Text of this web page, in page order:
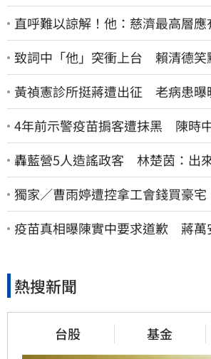
直呼難以諒解！他：慈濟最高層應
致詞中「他」突衝上台 賴清德笑
黃禎憲診所挺蔣遭出征 老病患曝
4年前示警疫苗掮客遭抹黑 陳時
轟藍營5人造謠政客 林楚茵：出
獨家／曹雨婷遭控拿工會錢買豪
聲：余天管工會都貼錢
疫苗真相曝陳實中要求道歉 蔣萬
熱搜新聞
台股 基金